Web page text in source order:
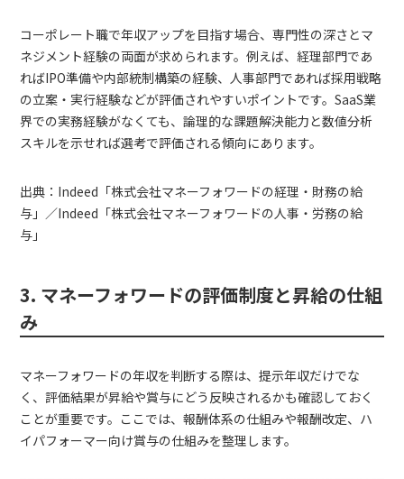
コーポレート職で年収アップを目指す場合、専門性の深さとマ
ネジメント経験の両面が求められます。例えば、経理部門であ
ればIPO準備や内部統制構築の経験、人事部門であれば採用戦略
の立案・実行経験などが評価されやすいポイントです。SaaS業
界での実務経験がなくても、論理的な課題解決能力と数値分析
スキルを示せれば選考で評価される傾向にあります。
出典：Indeed「株式会社マネーフォワードの経理・財務の給
与」／Indeed「株式会社マネーフォワードの人事・労務の給
与」
3. マネーフォワードの評価制度と昇給の仕組
み
マネーフォワードの年収を判断する際は、提示年収だけでな
く、評価結果が昇給や賞与にどう反映されるかも確認しておく
ことが重要です。ここでは、報酬体系の仕組みや報酬改定、ハ
イパフォーマー向け賞与の仕組みを整理します。